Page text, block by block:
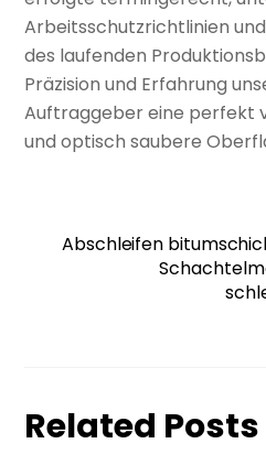
Arbeitsschutzrichtlinien
des laufenden
Präzision und Erfahrung
Auftraggeber eine perfekt
und optisch saubere
Abschleifen
Related Posts